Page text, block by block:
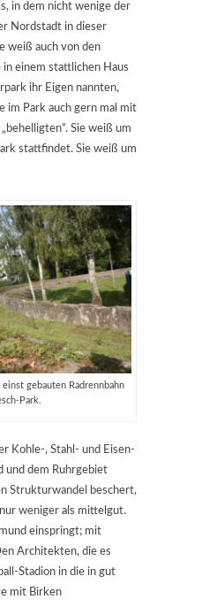
in dem nicht wenige der
Nordstadt in dieser
weiß auch von den
in einem stattlichen Haus
ihr Eigen nannten,
im Park auch gern mal mit
Sie weiß um
stattfindet. Sie weiß um
gebauten Radrennbahn
Park.
Kohle-, Stahl- und Eisen-
und dem Ruhrgebiet
Strukturwandel beschert,
weniger als mittelgut.
einspringt; mit
Architekten, die es
Stadion in die in gut
mit Birken